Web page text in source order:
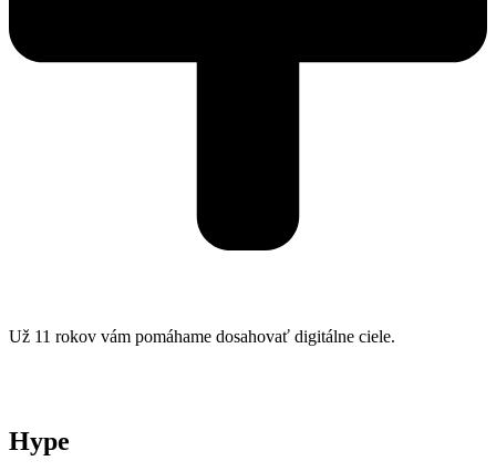
Už 11 rokov vám pomáhame dosahovať digitálne ciele.
Hype